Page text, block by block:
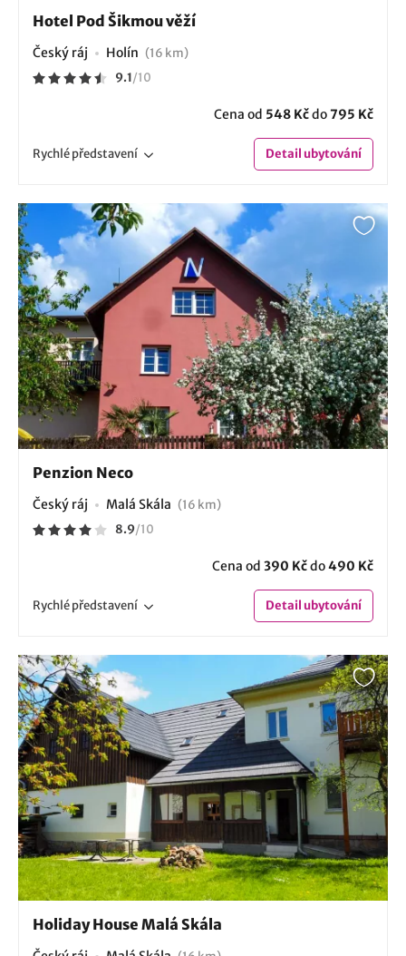
Hotel Pod Šikmou věží
Český ráj Holín (16 km)
9.1/10
Cena od 548 Kčdo795 Kč
Rychlépředstavení Detailubytování
Penzion Neco
Český ráj Malá Skála (16 km)
8.9/10
Cena od 390 Kčdo490 Kč
Rychlépředstavení Detailubytování
Holiday House Malá Skála